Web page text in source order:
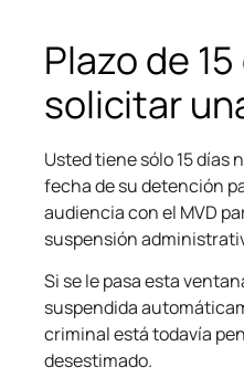
Plazo de
solicitar
Usted tiene sólo 15 días
fecha de su detención
audiencia con el MVD
suspensión
Si se le pasa esta
suspendida
criminal está todavía
desestimado.